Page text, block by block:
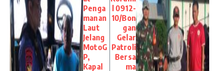
Penga
manan
Laut
Jelang
MotoG
P,
Kapal
l 0912-
10/Bon
gan
Gelar
Patroli
Bersa
ma